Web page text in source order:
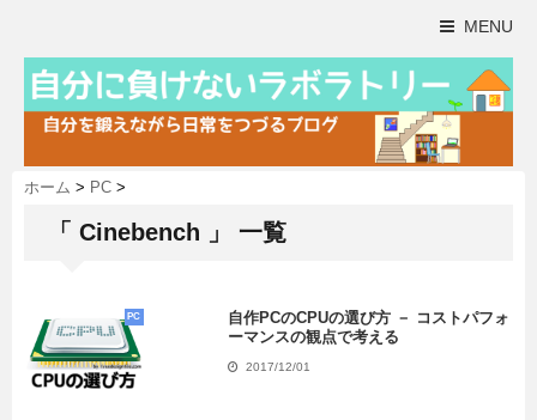
MENU
ホーム > PC >
「 Cinebench 」 一覧
PC
自作PCのCPUの選び方 － コストパフォ
ーマンスの観点で考える
2017/12/01